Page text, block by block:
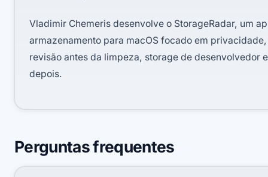
Vladimir Chemeris desenvolve o StorageRadar, um
armazenamento para macOS focado em
revisão antes da limpeza, storage de desenvolvedor
depois.
Perguntas frequentes